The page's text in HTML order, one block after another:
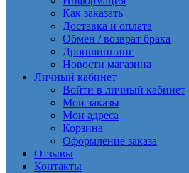
Как заказать
Доставка и оплата
Обмен / возврат брака
Дропшиппинг
Новости магазина
Личный кабинет
Войти в личный кабинет
Мои заказы
Мои адреса
Корзина
Оформление заказа
Отзывы
Контакты